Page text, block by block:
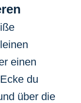
einen
du
über die